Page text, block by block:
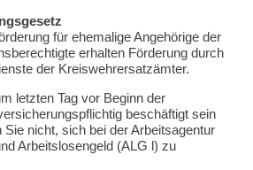
für ehemalige Angehörige der
erhalten Förderung durch
der Kreiswehrersatzämter.
letzten Tag vor Beginn der
beschäftigt sein
nicht, sich bei der Arbeitsagentur
Arbeitslosengeld (ALG l) zu